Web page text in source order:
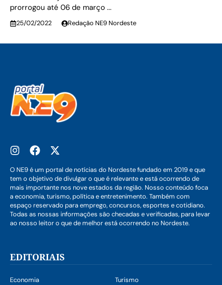
prorrogou até 06 de março ...
25/02/2022 Redação NE9 Nordeste
O NE9 é um portal de notícias do Nordeste fundado em 2019 e que
tem o objetivo de divulgar o que é relevante e está ocorrendo de
mais importante nos nove estados da região. Nosso conteúdo foca
a economia, turismo, política e entretenimento. Também com
espaço reservado para emprego, concursos, esportes e cotidiano.
Todas as nossas informações são checadas e verificadas, para levar
ao nosso leitor o que de melhor está ocorrendo no Nordeste.
EDITORIAIS
Economia Turismo